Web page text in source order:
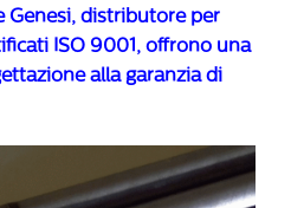
Genesi, distributore per
ISO 9001, offrono una
alla garanzia di